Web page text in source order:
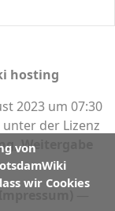
von
wir Cookies
2023 um 07:30
der Lizenz
Weitergabe